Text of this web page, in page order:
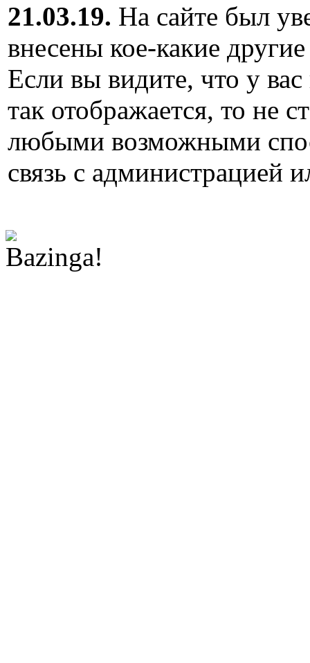
21.03.19. На сайте был
внесены кое-какие
Если вы видите, что у
так отображается, то не
любыми возможными
связь с администрацией